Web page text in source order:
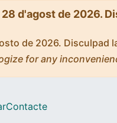
d'agost de 2026.
de 2026. Disculpad
for any
Contacte